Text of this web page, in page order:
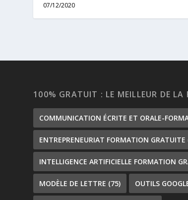
07/12/2020
100% GRATUIT : LE MEILLEUR DE
COMMUNICATION ÉCRITE ET ORALE-
ENTREPRENEURIAT FORMATION GRATUITE
INTELLIGENCE ARTIFICIELLE FORMATION
MODÈLE DE LETTRE (75) OUTILS